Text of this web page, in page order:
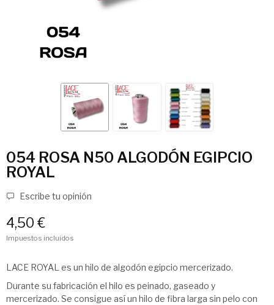
054 ROSA N50 ALGODÓN EGIPCIO
ROYAL
Escribe tu opinión
4,50 €
Impuestos incluidos
LACE ROYAL es un hilo de algodón egipcio mercerizado.
Durante su fabricación el hilo es peinado, gaseado y
mercerizado. Se consigue así un hilo de fibra larga sin pelo con